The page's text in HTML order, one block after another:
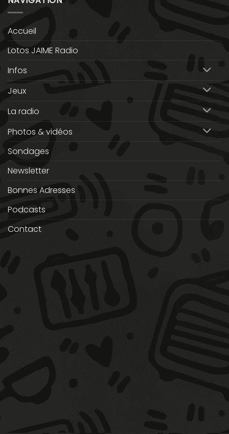
Accueil
Lotos JAIME Radio
Infos
Jeux
La radio
Photos & vidéos
Sondages
Newsletter
Bonnes Adresses
Podcasts
Contact